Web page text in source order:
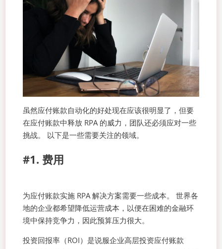
虽然应付账款自动化的好处现在应该很明显了，但要
在应付账款中释放 RPA 的威力，团队还必须应对一些
挑战。 以下是一些需要关注的领域。
#1. 费用
为应付账款实施 RPA 解决方案需要一些成本。 世界各
地的企业都希望降低运营成本，以便在困难的金融环
境中保持竞争力，因此预算压力很大。
投资回报率（ROI）是说服企业高层投资应付账款